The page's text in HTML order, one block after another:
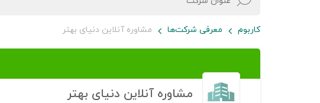
کاربوم معرفی شرکت‌ها مشاوره آنلاین دنیای بهتر
مشاوره آنلاین دنیای بهتر